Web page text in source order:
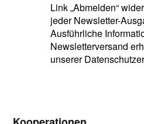
Link „Abmelden“
jeder Newsletter-
Ausführliche
Newsletterversand
unserer